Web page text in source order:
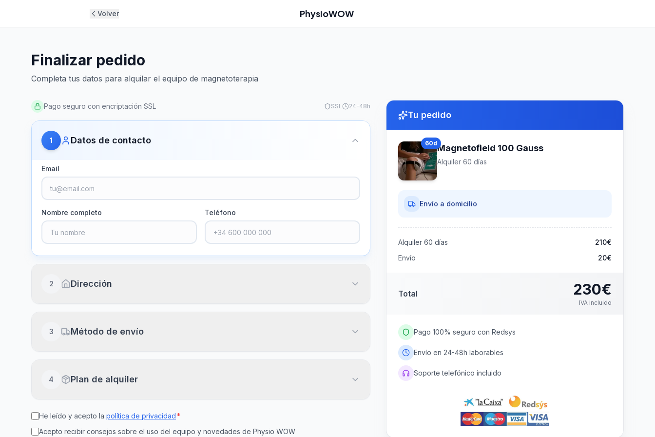
Volver PhysioWOW
Finalizar pedido
Completa tus datos para alquilar el equipo de magnetoterapia
Pago seguro con encriptación SSL SSL 24-48h
1 Datos de contacto
Email
Nombre completo Teléfono
2 Dirección
3 Método de envío
Recibe en 24-48h laborables
Recogida en clínica
Disponible en el día
4 Plan de alquiler
15
días
30
días días
He leído y acepto la política de privacidad*
Acepto recibir consejos sobre el uso del equipo y novedades de Physio WOW
Tu pedido
60dMagnetofield 100 Gauss
Alquiler 60 días
Envío a domicilio
Alquiler 60 días 210€
Envío
20€
Total 230€
IVA incluido
Pago 100% seguro con Redsys
Envío en 24-48h laborables
Soporte telefónico incluido